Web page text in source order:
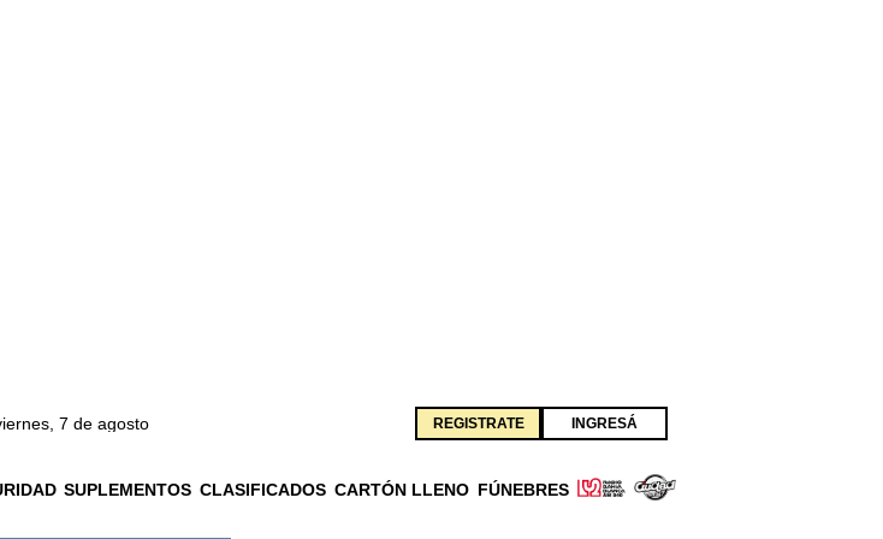
7 de agosto REGISTRATE INGRESÁ
SUPLEMENTOS CLASIFICADOS CARTÓN LLENO FÚNEBRES